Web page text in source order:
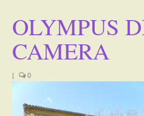
La Mairie
OLYMPUS
CAMERA
| 0